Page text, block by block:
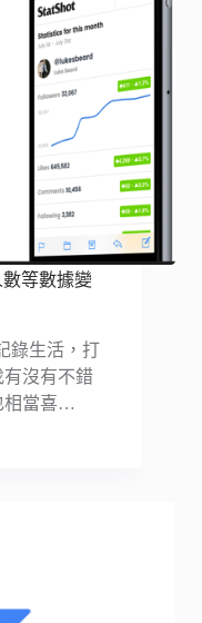
數等數據變
錄生活，打
沒有不錯
相當喜…